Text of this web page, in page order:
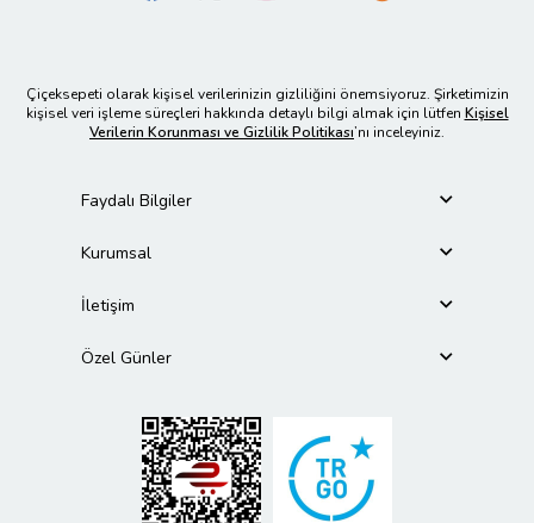
Çiçeksepeti olarak kişisel verilerinizin gizliliğini önemsiyoruz. Şirketimizin
kişisel veri işleme süreçleri hakkında detaylı bilgi almak için lütfen Kişisel
Verilerin Korunması ve Gizlilik Politikası’nı inceleyiniz.
Faydalı Bilgiler
Kurumsal
İletişim
Özel Günler